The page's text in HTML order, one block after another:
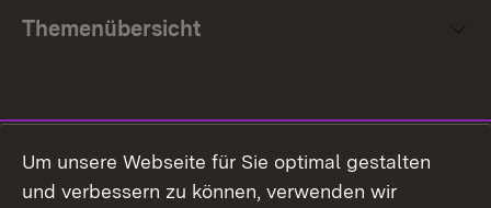
Themenübersicht
Facebook
Um unsere Webseite für Sie optimal gestalten
und verbessern zu können, verwenden wir